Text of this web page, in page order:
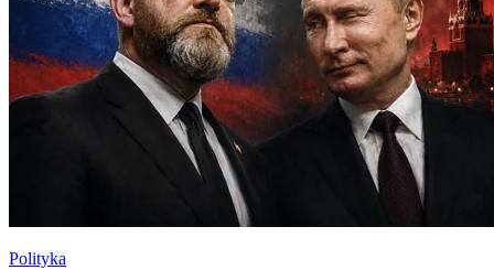
Polityka